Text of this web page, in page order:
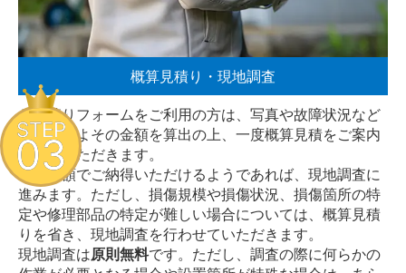
概算見積り・現地調査
お見積りフォームをご利用の方は、写真や故障状況など
からおおよその金額を算出の上、一度概算見積をご案内
させていただきます。
その金額でご納得いただけるようであれば、現地調査に
進みます。ただし、損傷規模や損傷状況、損傷箇所の特
定や修理部品の特定が難しい場合については、概算見積
りを省き、現地調査を行わせていただきます。
現地調査は原則無料です。ただし、調査の際に何らかの
STEP
03